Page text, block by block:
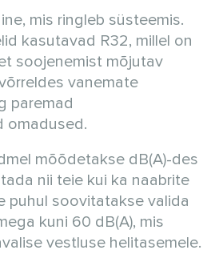
mis ringleb süsteemis.
kasutavad R32, millel on
soojenemist mõjutav
vanemate
paremad
omadused.
mõõdetakse dB(A)-des
nii teie kui ka naabrite
puhul soovitatakse valida
kuni 60 dB(A), mis
vestluse helitasemele.